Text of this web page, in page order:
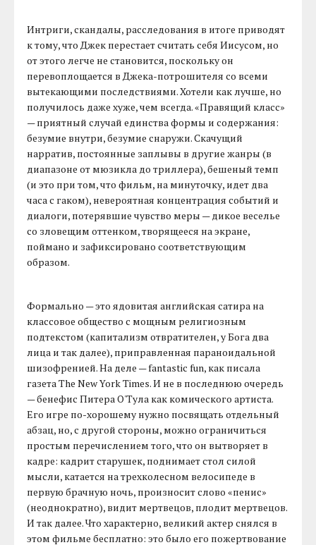
Интриги, скандалы, расследования в итоге приводят
к тому, что Джек перестает считать себя Иисусом, но
от этого легче не становится, поскольку он
перевоплощается в Джека-потрошителя со всеми
вытекающими последствиями. Хотели как лучше, но
получилось даже хуже, чем всегда. «Правящий класс»
— приятный случай единства формы и содержания:
безумие внутри, безумие снаружи. Скачущий
нарратив, постоянные заплывы в другие жанры (в
диапазоне от мюзикла до триллера), бешеный темп
(и это при том, что фильм, на минуточку, идет два
часа с гаком), невероятная концентрация событий и
диалоги, потерявшие чувство меры — дикое веселье
со зловещим оттенком, творящееся на экране,
поймано и зафиксировано соответствующим
образом.
Формально — это ядовитая английская сатира на
классовое общество с мощным религиозным
подтекстом (капитализм отвратителен, у Бога два
лица и так далее), приправленная параноидальной
шизофренией. На деле — fantastic fun, как писала
газета The New York Times. И не в последнюю очередь
— бенефис Питера О'Тула как комического артиста.
Его игре по-хорошему нужно посвящать отдельный
абзац, но, с другой стороны, можно ограничиться
простым перечислением того, что он вытворяет в
кадре: кадрит старушек, поднимает стол силой
мысли, катается на трехколесном велосипеде в
первую брачную ночь, произносит слово «пенис»
(неоднократно), видит мертвецов, плодит мертвецов.
И так далее. Что характерно, великий актер снялся в
этом фильме бесплатно: это было его пожертвование